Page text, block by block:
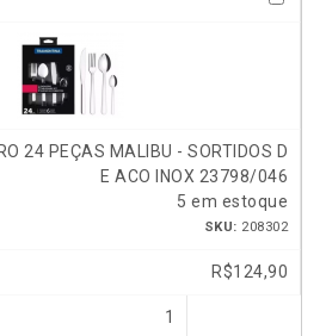
24 PEÇAS MALIBU - SORTIDOS D
E ACO INOX 23798/046
5 em estoque
SKU: 208302
R$124,90
1